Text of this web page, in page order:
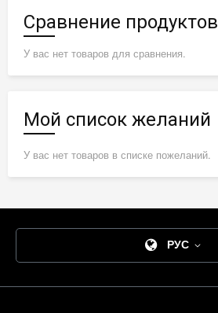
Сравнение продуктов
У вас нет товаров для сравнения.
Мой список желаний
У вас нет товаров в списке пожеланий.
РУС